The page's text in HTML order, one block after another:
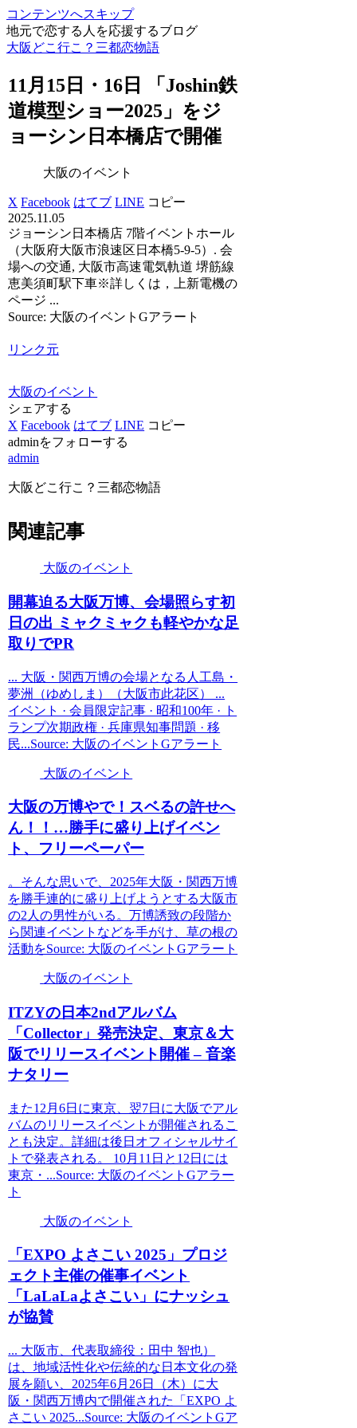
コンテンツへスキップ
地元で恋する人を応援するブログ
大阪どこ行こ？三都恋物語
11月15日・16日 「Joshin鉄
道模型ショー2025」をジ
ョーシン日本橋店で開催
大阪のイベント
X Facebook はてブ LINE コピー
2025.11.05
ジョーシン日本橋店 7階イベントホール
（大阪府大阪市浪速区日本橋5-9-5）. 会
場への交通, 大阪市高速電気軌道 堺筋線
恵美須町駅下車※詳しくは，上新電機の
ページ ...
Source: 大阪のイベントGアラート
リンク元
大阪のイベント
シェアする
X Facebook はてブ LINE コピー
adminをフォローする
admin
大阪どこ行こ？三都恋物語
関連記事
大阪のイベント
開幕迫る大阪万博、会場照らす初
日の出 ミャクミャクも軽やかな足
取りでPR
... 大阪・関西万博の会場となる人工島・
夢洲（ゆめしま）（大阪市此花区） ...
イベント · 会員限定記事 · 昭和100年 · ト
ランプ次期政権 · 兵庫県知事問題 · 移
民...Source: 大阪のイベントGアラート
大阪のイベント
大阪の万博やで！スベるの許せへ
ん！！…勝手に盛り上げイベン
ト 、フリーペーパー
。そんな思いで、2025年大阪・関西万博
を勝手連的に盛り上げようとする大阪市
の2人の男性がいる。万博誘致の段階か
ら関連イベントなどを手がけ、草の根の
活動をSource: 大阪のイベントGアラート
大阪のイベント
ITZYの日本2ndアルバム
「Collector」発売決定、東京＆大
阪でリリースイベント 開催 – 音楽
ナタリー
また12月6日に東京、翌7日に大阪でアル
バムのリリースイベントが開催されるこ
とも決定。詳細は後日オフィシャルサイ
トで発表される。 10月11日と12日には
東京・...Source: 大阪のイベントGアラー
ト
大阪のイベント
「EXPO よさこい 2025」プロジ
ェクト主催の催事イベント
「LaLaLaよさこい」にナッシュ
が協賛
... 大阪市、代表取締役：田中 智也）
は、地域活性化や伝統的な日本文化の発
展を願い、2025年6月26日（木）に大
阪・関西万博内で開催された「EXPO よ
さこい 2025...Source: 大阪のイベントGア